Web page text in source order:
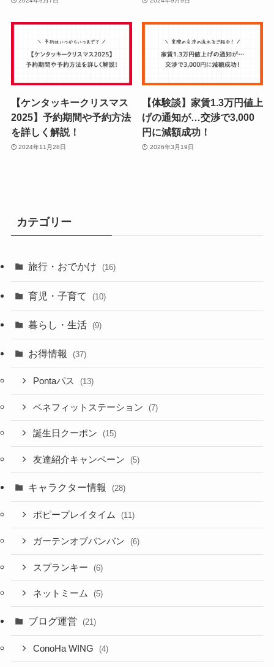
【ケンタッキークリスマス
2025】予約期間や予約方法
を詳しく解説！
2024年11月28日
【体験談】家賃1.3万円値上
げの通知が…交渉で3,000
円に減額成功！
2026年3月19日
カテゴリー
旅行・おでかけ (16)
育児・子育て (10)
暮らし・生活 (9)
お得情報 (37)
Pontaパス (13)
ベネフィットステーション (7)
誕生日クーポン (15)
友達紹介キャンペーン (5)
キャラクター情報 (28)
ポピープレイタイム (11)
ガーテンオブバンバン (6)
スプランキー (6)
ネットミーム (5)
ブログ運営 (21)
ConoHa WING (4)